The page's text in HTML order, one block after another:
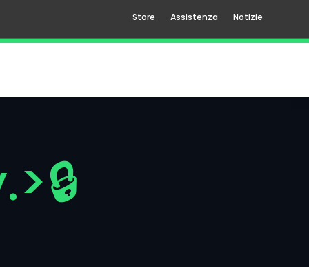
Store Assistenza Notizie